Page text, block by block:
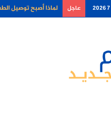
عاجل كيف تغير أدوات